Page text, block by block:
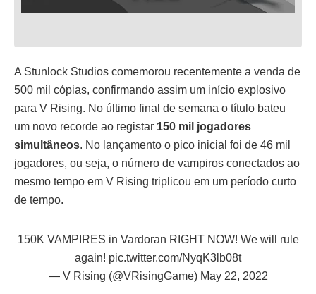
A Stunlock Studios comemorou recentemente a venda de
500 mil cópias, confirmando assim um início explosivo
para V Rising. No último final de semana o título bateu
um novo recorde ao registar 150 mil jogadores
simultâneos. No lançamento o pico inicial foi de 46 mil
jogadores, ou seja, o número de vampiros conectados ao
mesmo tempo em V Rising triplicou em um período curto
de tempo.
150K VAMPIRES in Vardoran RIGHT NOW! We will rule
again! pic.twitter.com/NyqK3lb08t
— V Rising (@VRisingGame) May 22, 2022